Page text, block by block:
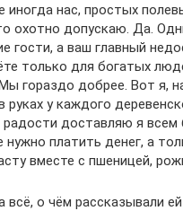
иногда нас, простых
охотно допускаю. Да.
гости, а ваш главный
только для богатых
гораздо добрее. Вот я,
руках у каждого
радости доставляю я
платить денег, а
вместе с пшеницей,
всё, о чём рассказывали